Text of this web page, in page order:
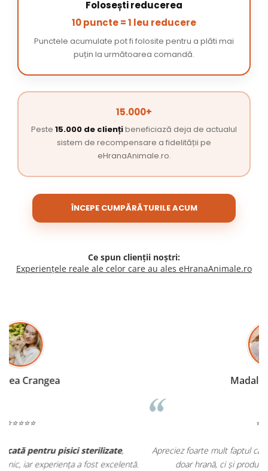
Folosești reducerea
10 puncte = 1 leu reducere
Punctele acumulate pot fi folosite pentru a plăti mai
puțin la următoarea comandă.
15.000+
Peste 15.000 de cliențibeneficiază deja de actualul
sistem de recompensare a fidelității pe
eHranaAnimale.ro.
ÎNCEPE CUMPĂRĂTURILE ACUM
Ce spun clienții noștri:
Experiențele reale ale celor care au ales eHranaAnimale.ro
Apreciez foarte mult faptul că pe ehranaanimale.rogăsesc nu
doar hrană, ci și produse din
farmacia veterinară: